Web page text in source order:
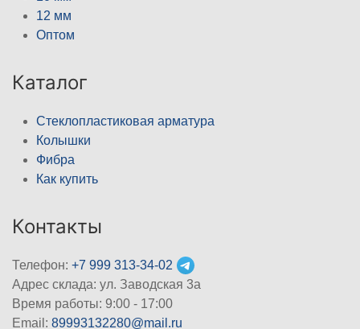
12 мм
Оптом
Каталог
Стеклопластиковая арматура
Колышки
Фибра
Как купить
Контакты
Телефон: +7 999 313-34-02
Адрес склада: ул. Заводская 3а
Время работы: 9:00 - 17:00
Email: 89993132280@mail.ru